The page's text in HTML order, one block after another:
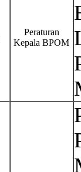
Peraturan
Kepala BPOM